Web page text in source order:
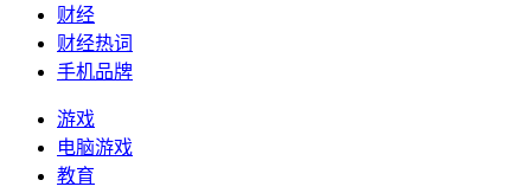
财经
财经热词
手机品牌
游戏
电脑游戏
教育